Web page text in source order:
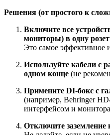
Решения (от простого к
Включите все
мониторы) в одну
Это самое эффективное
Используйте кабели с
одном конце (не
Примените DI‑бокс с
(например, Behringer
интерфейсом и
Отключите заземление